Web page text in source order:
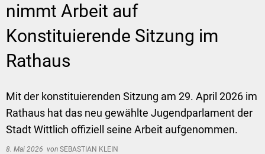
nimmt Arbeit auf
Konstituierende Sitzung im
Rathaus
Mit der konstituierenden Sitzung am 29. April 2026 im
Rathaus hat das neu gewählte Jugendparlament der
Stadt Wittlich offiziell seine Arbeit aufgenommen.
8. Mai 2026 von SEBASTIAN KLEIN